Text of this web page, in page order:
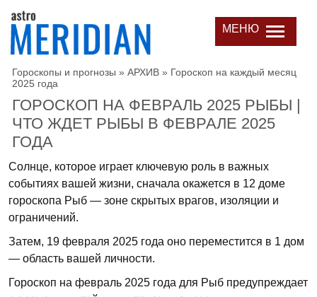
МЕНЮ
Гороскопы и прогнозы » АРХИВ » Гороскоп на каждый месяц
2025 года
ГОРОСКОП НА ФЕВРАЛЬ 2025 РЫБЫ |
ЧТО ЖДЕТ РЫБЫ В ФЕВРАЛЕ 2025
ГОДА
Солнце, которое играет ключевую роль в важных
событиях вашей жизни, сначала окажется в 12 доме
гороскопа Рыб — зоне скрытых врагов, изоляции и
ограничений.
Затем, 19 февраля 2025 года оно переместится в 1 дом
— область вашей личности.
Гороскоп на февраль 2025 года для Рыб предупреждает